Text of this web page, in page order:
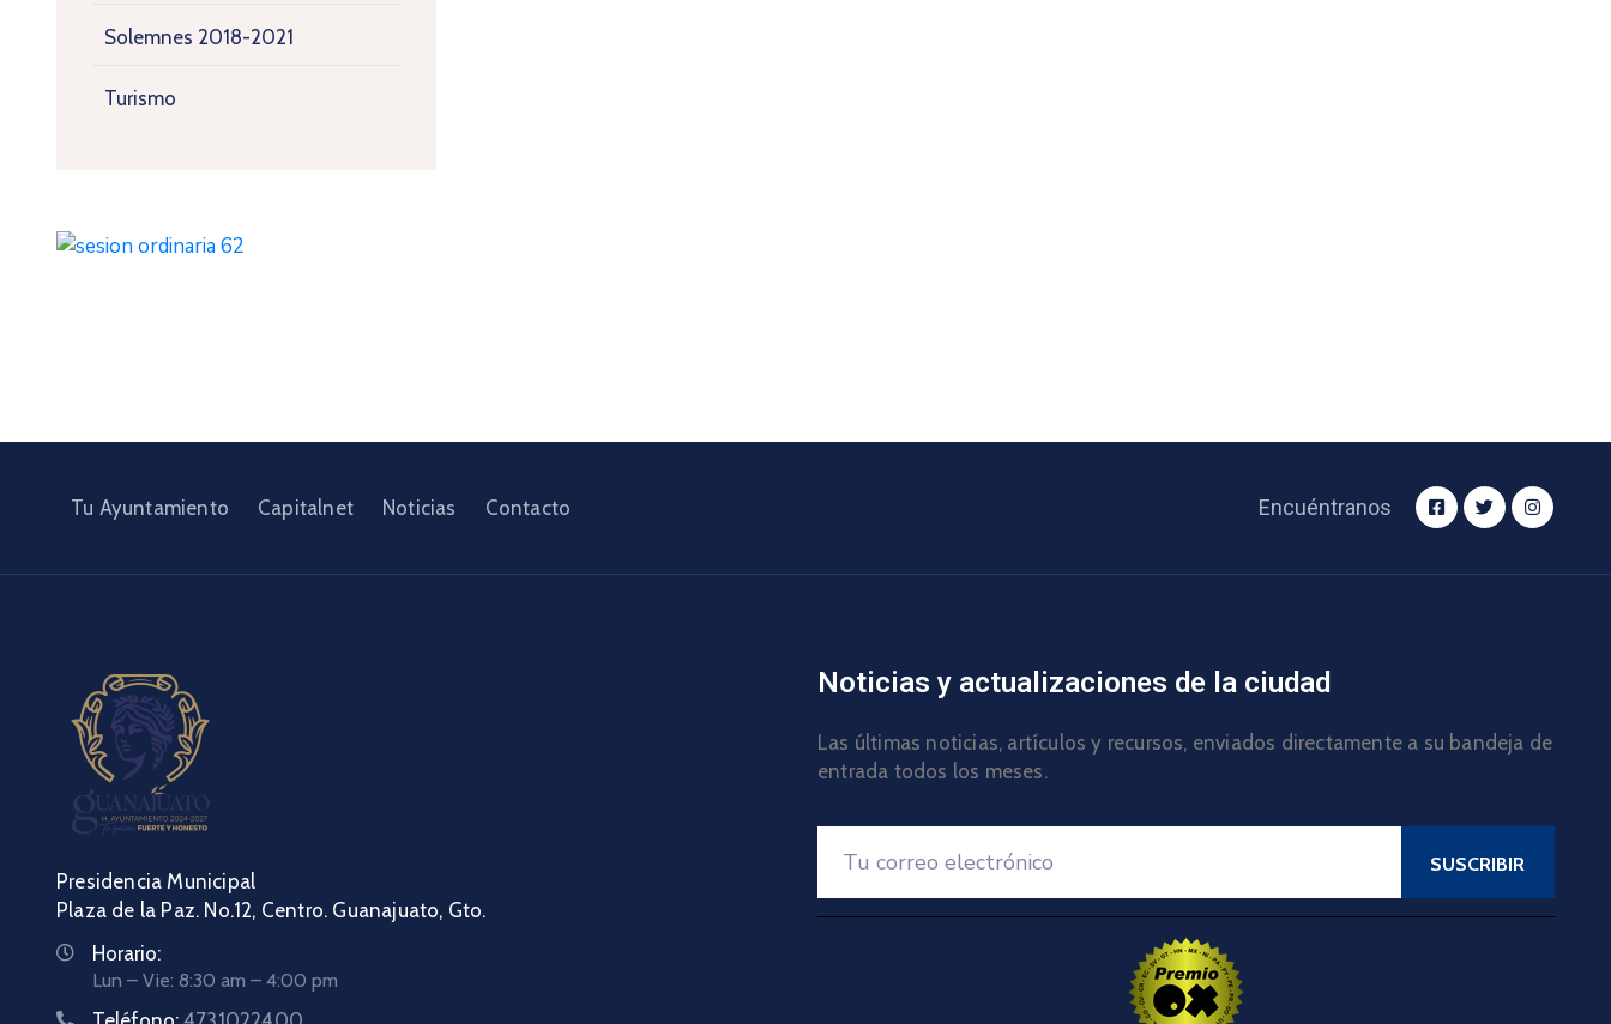
Solemnes 2018-2021
Turismo
Tu Ayuntamiento Capitalnet Noticias Contacto Encuéntranos
Presidencia Municipal
Plaza de la Paz. No.12, Centro. Guanajuato, Gto.
Horario:
Lun – Vie: 8:30 am – 4:00 pm
Noticias y actualizaciones de la ciudad
Las últimas noticias, artículos y recursos, enviados directamente a su bandeja de
entrada todos los meses.